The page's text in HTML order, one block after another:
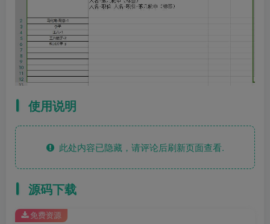
使用说明
此处内容已隐藏，请评论后刷新页面查看.
源码下载
免费资源